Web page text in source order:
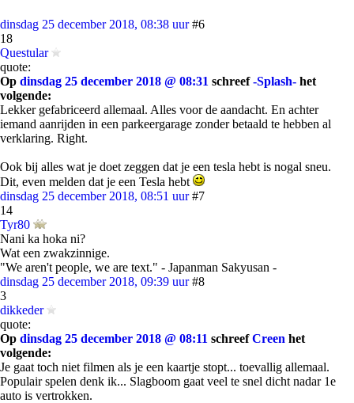
dinsdag 25 december 2018, 08:38 uur #6
18
Questular
quote:
Op dinsdag 25 december 2018 @ 08:31 schreef-Splash- het
volgende:
Lekker gefabriceerd allemaal. Alles voor de aandacht. En achter
iemand aanrijden in een parkeergarage zonder betaald te hebben al
verklaring. Right.
Ook bij alles wat je doet zeggen dat je een tesla hebt is nogal sneu.
Dit, even melden dat je een Tesla hebt
dinsdag 25 december 2018, 08:51 uur #7
14
Tyr80
Nani ka hoka ni?
Wat een zwakzinnige.
"We aren't people, we are text." - Japanman Sakyusan -
dinsdag 25 december 2018, 09:39 uur #8
3
dikkeder
quote:
Op dinsdag 25 december 2018 @ 08:11 schreefCreen het
volgende:
Je gaat toch niet filmen als je een kaartje stopt... toevallig allemaal.
Populair spelen denk ik... Slagboom gaat veel te snel dicht nadar 1e
auto is vertrokken.